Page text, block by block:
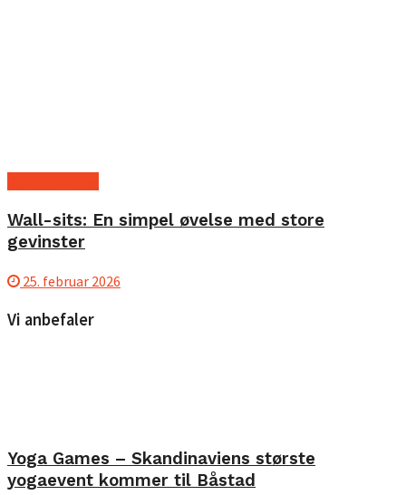
Wall-sits: En simpel øvelse med store
gevinster
25. februar 2026
Vi anbefaler
Yoga Games – Skandinaviens største
yogaevent kommer til Båstad